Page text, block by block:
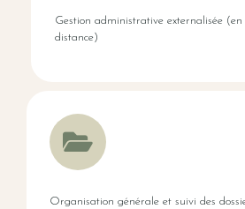
Gestion administrative externalisée
distance)
Organisation générale et suivi des